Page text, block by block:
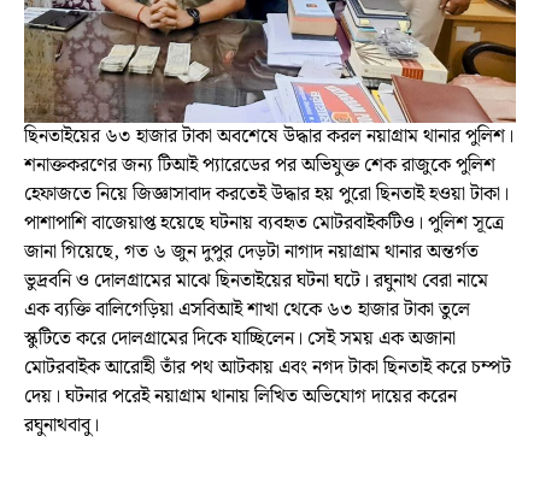
ছিনতাইয়ের ৬৩ হাজার টাকা অবশেষে উদ্ধার করল নয়াগ্রাম থানার পুলিশ।
শনাক্তকরণের জন্য টিআই প্যারেডের পর অভিযুক্ত শেক রাজুকে পুলিশ
হেফাজতে নিয়ে জিজ্ঞাসাবাদ করতেই উদ্ধার হয় পুরো ছিনতাই হওয়া টাকা।
পাশাপাশি বাজেয়াপ্ত হয়েছে ঘটনায় ব্যবহৃত মোটরবাইকটিও। পুলিশ সূত্রে
জানা গিয়েছে, গত ৬ জুন দুপুর দেড়টা নাগাদ নয়াগ্রাম থানার অন্তর্গত
ভুদ্রবনি ও দোলগ্রামের মাঝে ছিনতাইয়ের ঘটনা ঘটে। রঘুনাথ বেরা নামে
এক ব্যক্তি বালিগেড়িয়া এসবিআই শাখা থেকে ৬৩ হাজার টাকা তুলে
স্কুটিতে করে দোলগ্রামের দিকে যাচ্ছিলেন। সেই সময় এক অজানা
মোটরবাইক আরোহী তাঁর পথ আটকায় এবং নগদ টাকা ছিনতাই করে চম্পট
দেয়। ঘটনার পরেই নয়াগ্রাম থানায় লিখিত অভিযোগ দায়ের করেন
রঘুনাথবাবু।